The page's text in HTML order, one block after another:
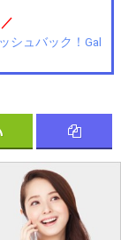
シュバック！Gal